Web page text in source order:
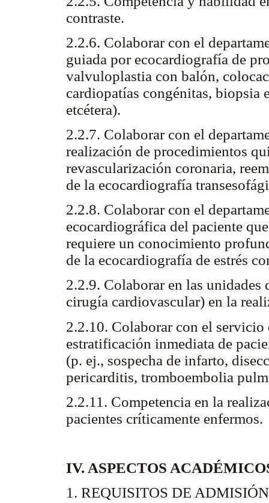
contraste.
2.2.6. Colaborar con el
guiada por ecocardiografía de
valvuloplastia con balón,
cardiopatías congénitas, biopsia
etcétera).
2.2.7. Colaborar con el
realización de procedimientos
revascularización coronaria,
de la ecocardiografía
2.2.8. Colaborar con el
ecocardiográfica del paciente
requiere un conocimiento
de la ecocardiografía de estrés
2.2.9. Colaborar en las
cirugía cardiovascular) en la
2.2.10. Colaborar con el
estratificación inmediata de
(p. ej., sospecha de infarto,
pericarditis, tromboembolia
2.2.11. Competencia en la
pacientes críticamente enfermos.
IV. ASPECTOS
1. REQUISITOS DE ADMISIÓN